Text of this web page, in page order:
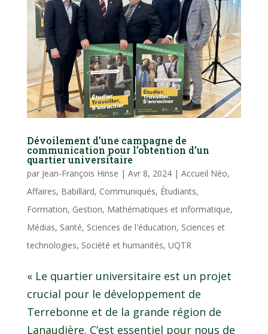
Dévoilement d’une campagne de
communication pour l’obtention d’un
quartier universitaire
par Jean-François Hinse | Avr 8, 2024| Accueil Néo,
Affaires, Babillard, Communiqués, Étudiants,
Formation, Gestion, Mathématiques et informatique,
Médias, Santé, Sciences de l'éducation, Sciences et
technologies, Société et humanités, UQTR
« Le quartier universitaire est un projet
crucial pour le développement de
Terrebonne et de la grande région de
Lanaudière. C’est essentiel pour nous de